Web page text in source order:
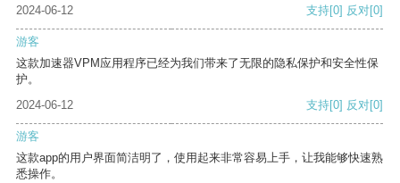
2024-06-12 支持[0] 反对[0]
游客
这款加速器VPM应用程序已经为我们带来了无限的隐私保护和安全性保
护。
2024-06-12
支持[0] 反对[0]
游客
这款app的用户界面简洁明了，使用起来非常容易上手，让我能够快速熟
悉操作。